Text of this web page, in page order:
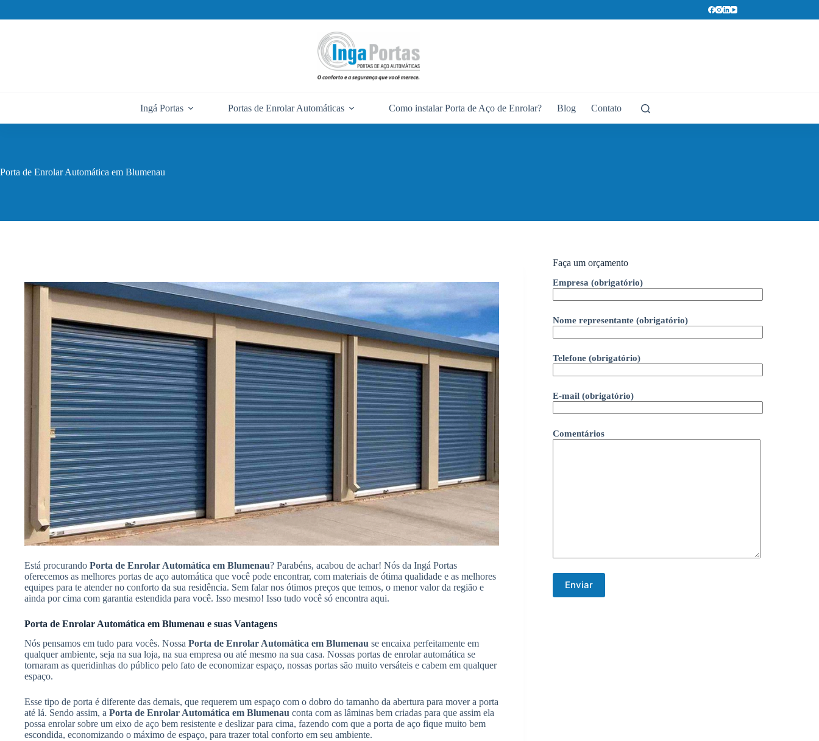
Ingá Portas Portas de Enrolar Automáticas Como instalar Porta de Aço de Enrolar? Blog Contato
Porta de Enrolar Automática em Blumenau
Está procurando Porta de Enrolar Automática em Blumenau? Parabéns, acabou de achar! Nós da Ingá Portas
oferecemos as melhores portas de aço automática que você pode encontrar, com materiais de ótima qualidade e as melhores
equipes para te atender no conforto da sua residência. Sem falar nos ótimos preços que temos, o menor valor da região e
ainda por cima com garantia estendida para você. Isso mesmo! Isso tudo você só encontra aqui.
Porta de Enrolar Automática em Blumenau e suas Vantagens
Nós pensamos em tudo para vocês. Nossa Porta de Enrolar Automática em Blumenau se encaixa perfeitamente em
qualquer ambiente, seja na sua loja, na sua empresa ou até mesmo na sua casa. Nossas portas de enrolar automática se
tornaram as queridinhas do público pelo fato de economizar espaço, nossas portas são muito versáteis e cabem em qualquer
espaço.
Esse tipo de porta é diferente das demais, que requerem um espaço com o dobro do tamanho da abertura para mover a porta
até lá. Sendo assim, a Porta de Enrolar Automática em Blumenau conta com as lâminas bem criadas para que assim ela
possa enrolar sobre um eixo de aço bem resistente e deslizar para cima, fazendo com que a porta de aço fique muito bem
escondida, economizando o máximo de espaço, para trazer total conforto em seu ambiente.
Faça um orçamento
Empresa (obrigatório)
Nome representante (obrigatório)
Telefone (obrigatório)
E-mail (obrigatório)
Comentários